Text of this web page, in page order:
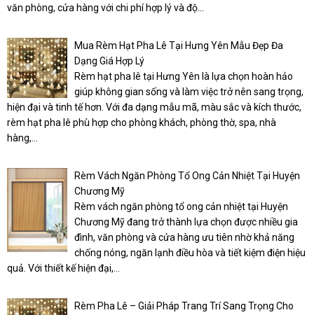
văn phòng, cửa hàng với chi phí hợp lý và độ...
Mua Rèm Hạt Pha Lê Tại Hưng Yên Mẫu Đẹp Đa
Dạng Giá Hợp Lý
Rèm hạt pha lê tại Hưng Yên là lựa chọn hoàn hảo
giúp không gian sống và làm việc trở nên sang trọng,
hiện đại và tinh tế hơn. Với đa dạng mẫu mã, màu sắc và kích thước,
rèm hạt pha lê phù hợp cho phòng khách, phòng thờ, spa, nhà
hàng,...
Rèm Vách Ngăn Phòng Tổ Ong Cản Nhiệt Tại Huyện
Chương Mỹ
Rèm vách ngăn phòng tổ ong cản nhiệt tại Huyện
Chương Mỹ đang trở thành lựa chọn được nhiều gia
đình, văn phòng và cửa hàng ưu tiên nhờ khả năng
chống nóng, ngăn lạnh điều hòa và tiết kiệm điện hiệu
quả. Với thiết kế hiện đại,...
Rèm Pha Lê – Giải Pháp Trang Trí Sang Trọng Cho